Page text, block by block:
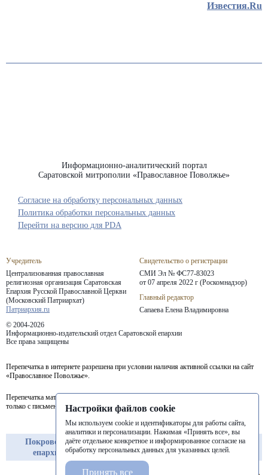
Известия.Ru
Информационно-аналитический портал
Саратовской митрополии «Православное Поволжье»
Учредитель
Централизованная православная
религиозная организация Саратовская
Епархия Русской Православной Церкви
(Московский Патриархат)
Патриархия.ru
Свидетельство о регистрации
СМИ Эл № ФС77-83023
от 07 апреля 2022 г (Роскомнадзор)
Главный редактор
Сапаева Елена Владимировна
© 2004-2026
Информационно-издательский отдел Саратовской епархии
Все права защищены
Согласие на обработку персональных данных
Политика обработки персональных данных
Перепечатка в интернете разрешена при условии наличия активной ссылки на сайт
«Православное Поволжье».
Перепечатка материалов портала в печатных изданиях (книгах, прессе) возможна
только с письменного разрешения редакции.
Покровская
епархия
Балашовская
епархия
Балаковская
епархия
Перейти на версию для PDA
Настройки файлов cookie
Мы используем cookie и идентификаторы для работы сайта,
аналитики и персонализации. Нажимая «Принять все», вы
даёте отдельное конкретное и информированное согласие на
обработку персональных данных для указанных целей.
Принять все